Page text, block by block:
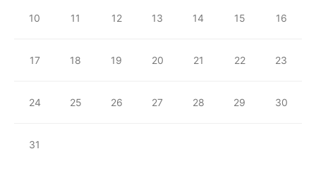
10 11 12 13 14 15 16
17 18 19 20 21 22 23
24 25 26 27 28 29 30
31